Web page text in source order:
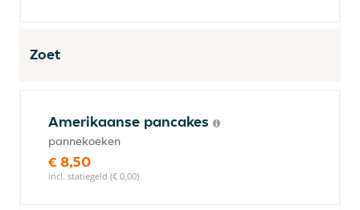
Zoet
Amerikaanse pancakes
pannekoeken
€ 8,50
incl. statiegeld (€ 0,00)